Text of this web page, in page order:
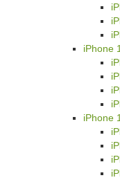
iPhone
iPhone